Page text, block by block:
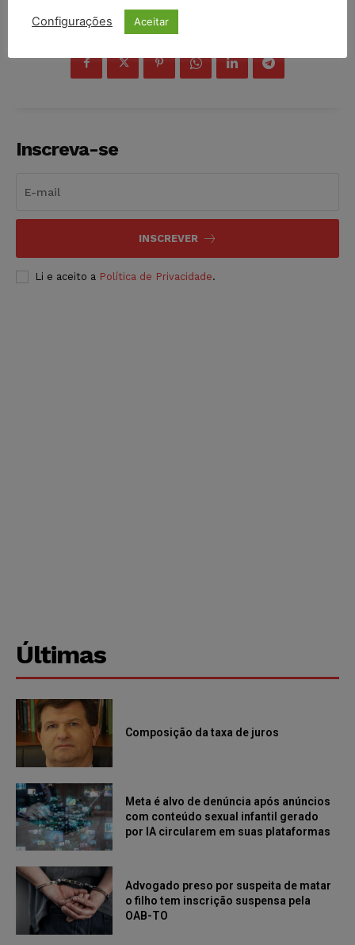
COMPARTILHE
Inscreva-se
INSCREVER
Li e aceito a Política de Privacidade.
Últimas
Composição da taxa de juros
Meta é alvo de denúncia após anúncios
com conteúdo sexual infantil gerado
por IA circularem em suas plataformas
Advogado preso por suspeita de matar
o filho tem inscrição suspensa pela
OAB-TO
Configurações Aceitar